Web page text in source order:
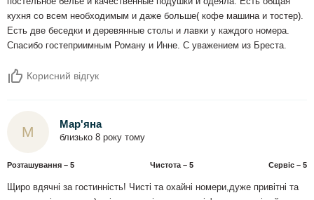
кухня со всем необходимым и даже больше( кофе машина и тостер).
Есть две беседки и деревянные столы и лавки у каждого номера.
Спасибо гостеприимным Роману и Инне. С уважением из Бреста.
Корисний відгук
М Мар'яна
близько 8 року тому
Розташування – 5 Чистота – 5 Сервіс – 5
Щиро вдячні за гостинність! Чисті та охайні номери,дуже привітні та